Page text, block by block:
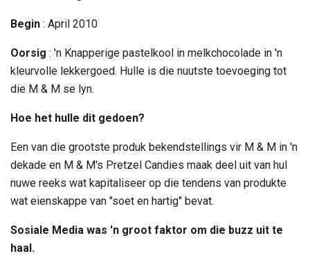
Begin : April 2010
Oorsig : 'n Knapperige pastelkool in melkchocolade in 'n
kleurvolle lekkergoed. Hulle is die nuutste toevoeging tot
die M & M se lyn.
Hoe het hulle dit gedoen?
Een van die grootste produk bekendstellings vir M & M in 'n
dekade en M & M's Pretzel Candies maak deel uit van hul
nuwe reeks wat kapitaliseer op die tendens van produkte
wat eienskappe van "soet en hartig" bevat.
Sosiale Media was 'n groot faktor om die buzz uit te
haal.